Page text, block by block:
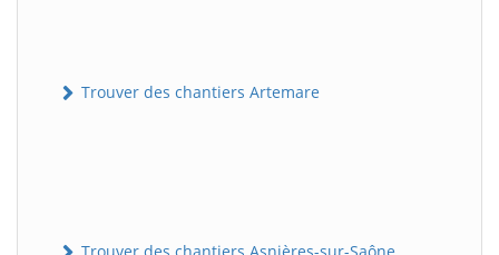
Trouver des chantiers Artemare